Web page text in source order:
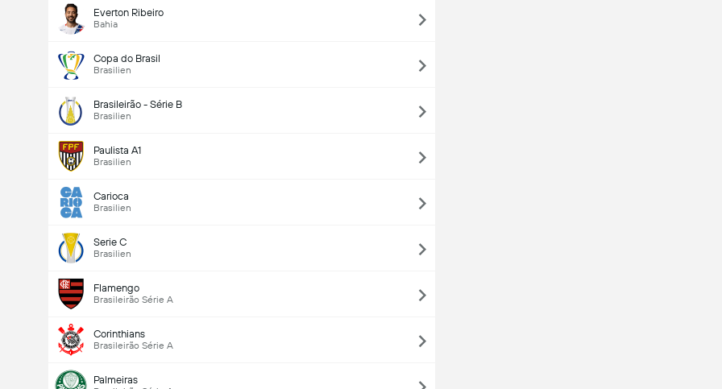
Everton Ribeiro
Bahia
Copa do Brasil
Brasilien
Brasileirão - Série B
Brasilien
Paulista A1
Brasilien
Carioca
Brasilien
Serie C
Brasilien
Flamengo
Brasileirão Série A
Corinthians
Brasileirão Série A
Palmeiras